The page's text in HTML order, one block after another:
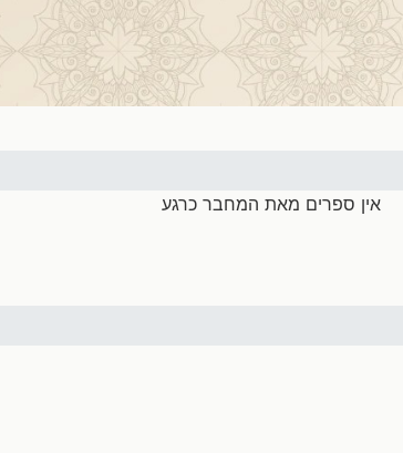
אין ספרים מאת המחבר כרגע